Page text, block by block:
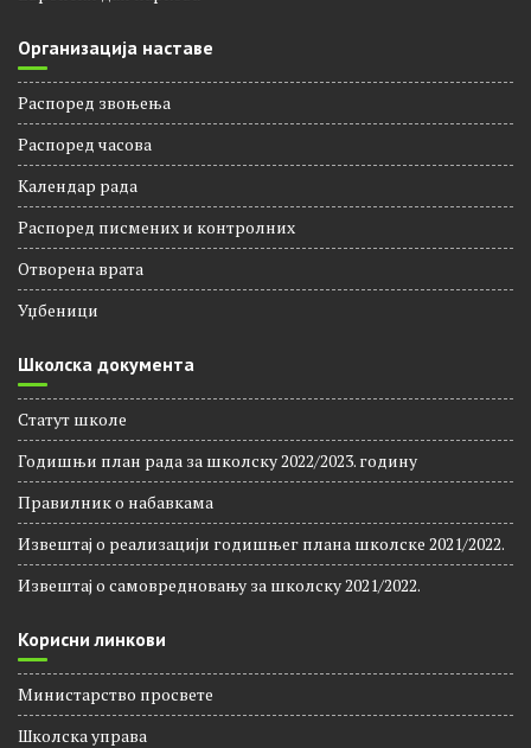
Европски дан паркова
Организација наставе
Распоред звоњења
Распорeд часова
Календар рада
Распоред писмених и контролних
Уџбеници
Школска документа
Статут школе
Годишњи план рада за школску 2022/2023. годину
Правилник о набавкама
Извештај о самовредновању за школску 2021/2022.
Корисни линкови